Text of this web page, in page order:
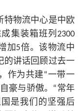
特物流中心是中欧
集装箱班列2300
加5倍。该物流中
的讲话回顾过去一
作为共建“一带一
豪与骄傲。“常年
是我们的坚强后